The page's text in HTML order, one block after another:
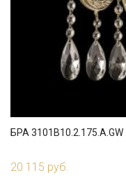
БРА 3101B10.2.175.A.GW
20 115 руб.